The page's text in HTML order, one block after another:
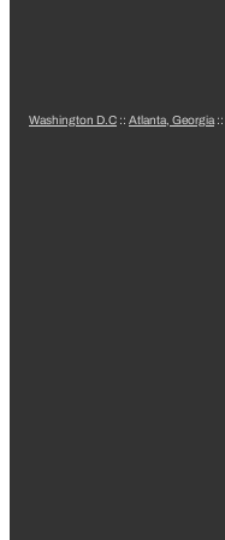
Washington D.C :: Atlanta, Georgia ::